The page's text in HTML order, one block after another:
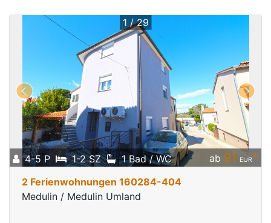
4-5 P 1-2 SZ 1 Bad / WC ab 91 EUR*
1 / 29
2 Ferienwohnungen 160284-404
Medulin / Medulin Umland